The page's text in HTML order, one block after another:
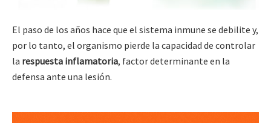
El paso de los años hace que el sistema inmune se debilite y,
por lo tanto, el organismo pierde la capacidad de controlar
la respuesta inflamatoria, factor determinante en la
defensa ante una lesión.